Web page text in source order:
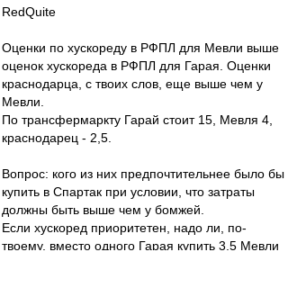
RedQuite
Оценки по хускореду в РФПЛ для Мевли выше
оценок хускореда в РФПЛ для Гарая. Оценки
краснодарца, с твоих слов, еще выше чем у
Мевли.
По трансфермаркту Гарай стоит 15, Мевля 4,
краснодарец - 2,5.
Вопрос: кого из них предпочтительнее было бы
купить в Спартак при условии, что затраты
должны быть выше чем у бомжей.
Если хускоред приоритетен, надо ли, по-
твоему, вместо одного Гарая купить 3,5 Мевли